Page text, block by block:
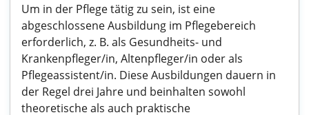
Um in der Pflege tätig zu sein, ist eine
abgeschlossene Ausbildung im Pflegebereich
erforderlich, z. B. als Gesundheits- und
Krankenpfleger/in, Altenpfleger/in oder als
Pflegeassistent/in. Diese Ausbildungen dauern in
der Regel drei Jahre und beinhalten sowohl
theoretische als auch praktische